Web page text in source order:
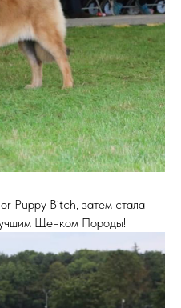
Puppy Bitch, затем стала
Щенком Породы!